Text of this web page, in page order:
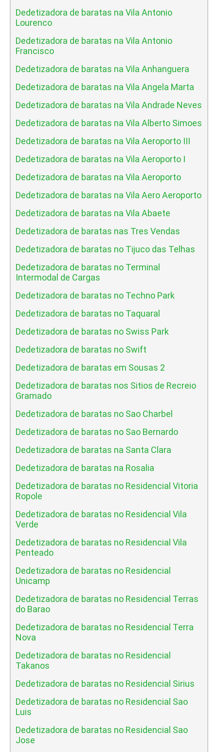
Dedetizadora de baratas na Vila Antonio
Lourenco
Dedetizadora de baratas na Vila Antonio
Francisco
Dedetizadora de baratas na Vila Anhanguera
Dedetizadora de baratas na Vila Angela Marta
Dedetizadora de baratas na Vila Andrade Neves
Dedetizadora de baratas na Vila Alberto Simoes
Dedetizadora de baratas na Vila Aeroporto III
Dedetizadora de baratas na Vila Aeroporto I
Dedetizadora de baratas na Vila Aeroporto
Dedetizadora de baratas na Vila Aero Aeroporto
Dedetizadora de baratas na Vila Abaete
Dedetizadora de baratas nas Tres Vendas
Dedetizadora de baratas no Tijuco das Telhas
Dedetizadora de baratas no Terminal
Intermodal de Cargas
Dedetizadora de baratas no Techno Park
Dedetizadora de baratas no Taquaral
Dedetizadora de baratas no Swiss Park
Dedetizadora de baratas no Swift
Dedetizadora de baratas em Sousas 2
Dedetizadora de baratas nos Sitios de Recreio
Gramado
Dedetizadora de baratas no Sao Charbel
Dedetizadora de baratas no Sao Bernardo
Dedetizadora de baratas na Santa Clara
Dedetizadora de baratas na Rosalia
Dedetizadora de baratas no Residencial Vitoria
Ropole
Dedetizadora de baratas no Residencial Vila
Verde
Dedetizadora de baratas no Residencial Vila
Penteado
Dedetizadora de baratas no Residencial
Unicamp
Dedetizadora de baratas no Residencial Terras
do Barao
Dedetizadora de baratas no Residencial Terra
Nova
Dedetizadora de baratas no Residencial
Takanos
Dedetizadora de baratas no Residencial Sirius
Dedetizadora de baratas no Residencial Sao
Luis
Dedetizadora de baratas no Residencial Sao
Jose